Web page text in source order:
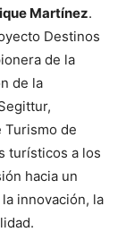
Martínez.
Destinos
de la
de la
Turismo de
turísticos a los
hacia un
innovación, la